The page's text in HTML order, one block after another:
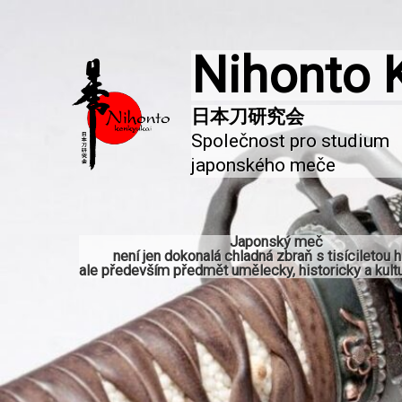
Nihonto
Společnost pro studium
japonského meče
Japonský meč
není jen dokonalá chladná zbraň s tisíciletou
ale především předmět umělecky, historicky a